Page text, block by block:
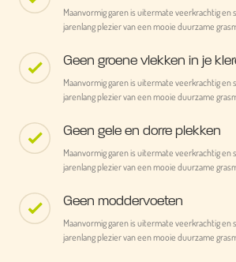
Maanvormig garen is uitermate veerkrachtig en
jarenlang plezier van een mooie duurzame
Geen groene vlekken in je
Maanvormig garen is uitermate veerkrachtig en
jarenlang plezier van een mooie duurzame
Geen gele en dorre plekken
Maanvormig garen is uitermate veerkrachtig en
jarenlang plezier van een mooie duurzame
Geen moddervoeten
Maanvormig garen is uitermate veerkrachtig en
jarenlang plezier van een mooie duurzame